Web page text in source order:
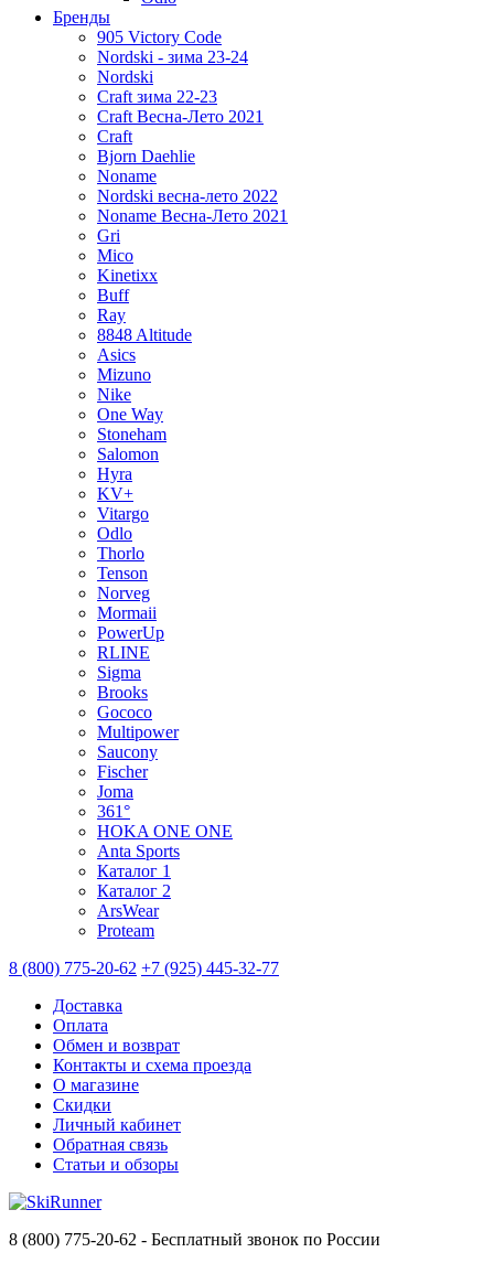
Бренды
905 Victory Code
Nordski - зима 23-24
Nordski
Craft зима 22-23
Craft Весна-Лето 2021
Craft
Bjorn Daehlie
Noname
Nordski весна-лето 2022
Noname Весна-Лето 2021
Gri
Mico
Kinetixx
Buff
Ray
8848 Altitude
Asics
Mizuno
Nike
One Way
Stoneham
Salomon
Hyra
KV+
Vitargo
Odlo
Thorlo
Tenson
Norveg
Mormaii
PowerUp
RLINE
Sigma
Brooks
Gococo
Multipower
Saucony
Fischer
Joma
361°
HOKA ONE ONE
Anta Sports
Каталог 1
Каталог 2
ArsWear
Proteam
8 (800) 775-20-62 +7 (925) 445-32-77
Доставка
Оплата
Обмен и возврат
Контакты и схема проезда
О магазине
Скидки
Личный кабинет
Обратная связь
Статьи и обзоры
8 (800) 775-20-62 - Бесплатный звонок по России